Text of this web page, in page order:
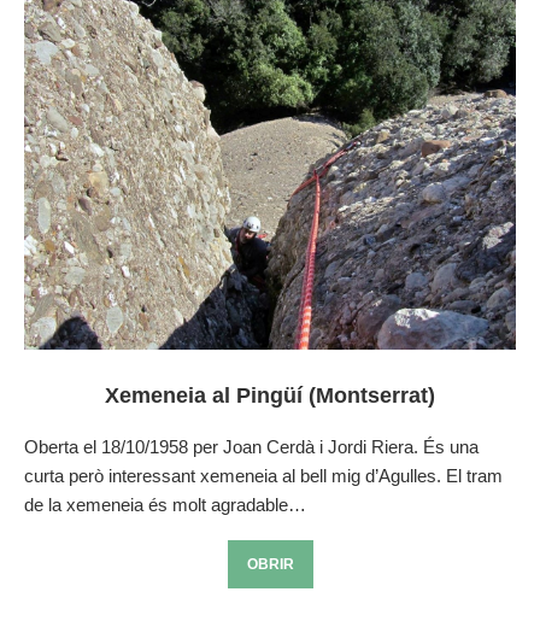
Xemeneia al Pingüí (Montserrat)
Oberta el 18/10/1958 per Joan Cerdà i Jordi Riera. És una
curta però interessant xemeneia al bell mig d’Agulles. El tram
de la xemeneia és molt agradable…
OBRIR